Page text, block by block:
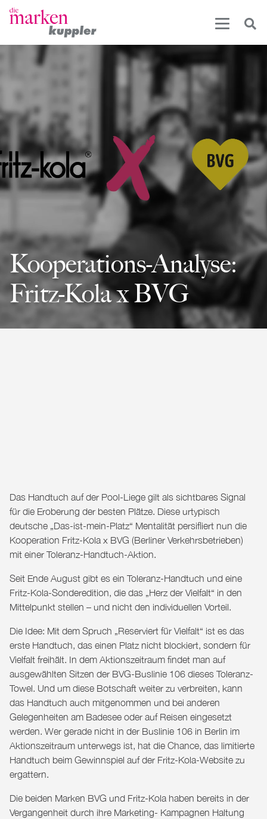
Kooperations-Analyse:
Fritz-Kola x BVG
Das Handtuch auf der Pool-Liege gilt als sichtbares Signal
für die Eroberung der besten Plätze. Diese urtypisch
deutsche „Das-ist-mein-Platz“ Mentalität persifliert nun die
Kooperation Fritz-Kola x BVG (Berliner Verkehrsbetrieben)
mit einer Toleranz-Handtuch-Aktion.
Seit Ende August gibt es ein Toleranz-Handtuch und eine
Fritz-Kola-Sonderedition, die das „Herz der Vielfalt“ in den
Mittelpunkt stellen – und nicht den individuellen Vorteil.
Die Idee: Mit dem Spruch „Reserviert für Vielfalt“ ist es das
erste Handtuch, das einen Platz nicht blockiert, sondern für
Vielfalt freihält. In dem Aktionszeitraum findet man auf
ausgewählten Sitzen der BVG-Buslinie 106 dieses Toleranz-
Towel. Und um diese Botschaft weiter zu verbreiten, kann
das Handtuch auch mitgenommen und bei anderen
Gelegenheiten am Badesee oder auf Reisen eingesetzt
werden. Wer gerade nicht in der Buslinie 106 in Berlin im
Aktionszeitraum unterwegs ist, hat die Chance, das limitierte
Handtuch beim Gewinnspiel auf der Fritz-Kola-Website zu
ergattern.
Die beiden Marken BVG und Fritz-Kola haben bereits in der
Vergangenheit durch ihre Marketing- Kampagnen Haltung